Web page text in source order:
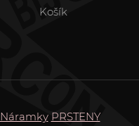
Košík
Náramky PRSTENY